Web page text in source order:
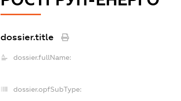
dossier.title
dossier.fullName:
dossier.opfSubType: